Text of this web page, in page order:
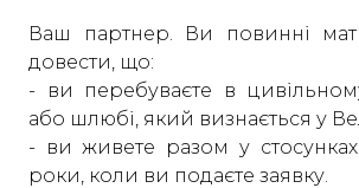
Ваш партнер. Ви повинні
довести, що:
- ви перебуваєте в
або шлюбі, який визнається у
- ви живете разом у
роки, коли ви подаєте заявку.